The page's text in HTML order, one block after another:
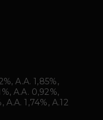
A.A. 1,85%,
A.A. 0,92%,
A.A. 1,74%, A.12